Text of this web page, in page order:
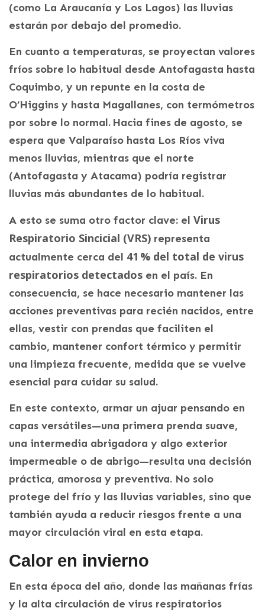
(como La Araucanía y Los Lagos) las lluvias
estarán por debajo del promedio.
En cuanto a temperaturas, se proyectan valores
fríos sobre lo habitual desde Antofagasta hasta
Coquimbo, y un repunte en la costa de
O’Higgins y hasta Magallanes, con termómetros
por sobre lo normal. Hacia fines de agosto, se
espera que Valparaíso hasta Los Ríos viva
menos lluvias, mientras que el norte
(Antofagasta y Atacama) podría registrar
lluvias más abundantes de lo habitual.
A esto se suma otro factor clave: el Virus
Respiratorio Sincicial (VRS) representa
actualmente cerca del 41 % del total de virus
respiratorios detectados en el país. En
consecuencia, se hace necesario mantener las
acciones preventivas para recién nacidos, entre
ellas, vestir con prendas que faciliten el
cambio, mantener confort térmico y permitir
una limpieza frecuente, medida que se vuelve
esencial para cuidar su salud.
En este contexto, armar un ajuar pensando en
capas versátiles—una primera prenda suave,
una intermedia abrigadora y algo exterior
impermeable o de abrigo—resulta una decisión
práctica, amorosa y preventiva. No solo
protege del frío y las lluvias variables, sino que
también ayuda a reducir riesgos frente a una
mayor circulación viral en esta etapa.
Calor en invierno
En esta época del año, donde las mañanas frías
y la alta circulación de virus respiratorios